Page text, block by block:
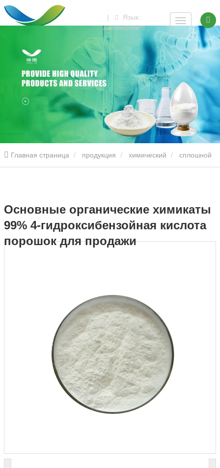
|
Язык:
английский
Главная страница продукция химический сплошной
Основные органические химикаты
99% 4-гидроксибензойная кислота
порошок для продажи